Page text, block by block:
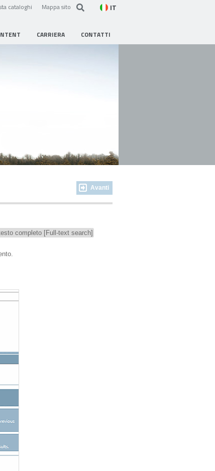
cataloghi Mappa sito IT
CARRIERA CONTATTI
Avanti
completo [Full-text search]